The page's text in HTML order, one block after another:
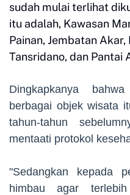
sudah mulai terlihat
itu adalah, Kawasan
Painan, Jembatan
Tansridano, dan Pantai
Dingkapkanya
berbagai objek wisata
tahun-tahun
mentaati protokol
"Sedangkan kepada
himbau agar